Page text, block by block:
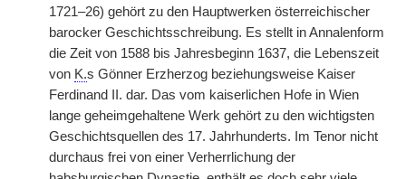
1721–26) gehört zu den Hauptwerken österreichischer
barocker Geschichtsschreibung. Es stellt in Annalenform
die Zeit von 1588 bis Jahresbeginn 1637, die Lebenszeit
von K.s Gönner Erzherzog beziehungsweise Kaiser
Ferdinand II. dar. Das vom kaiserlichen Hofe in Wien
lange geheimgehaltene Werk gehört zu den wichtigsten
Geschichtsquellen des 17. Jahrhunderts. Im Tenor nicht
durchaus frei von einer Verherrlichung der